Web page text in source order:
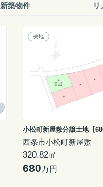
新築物件
売地
小松町新屋敷分譲土地【
西条市小松町新屋敷
320.82㎡
680万円